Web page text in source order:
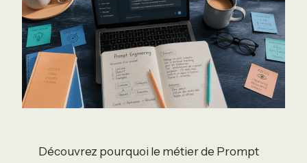
Découvrez pourquoi le métier de Prompt